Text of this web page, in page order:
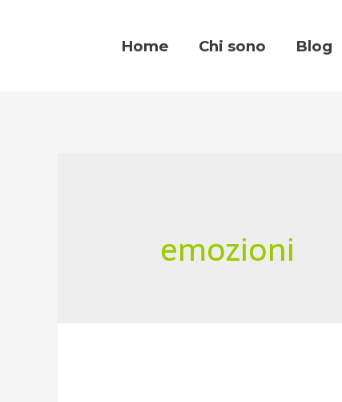
Home Chi sono Blog
emozioni